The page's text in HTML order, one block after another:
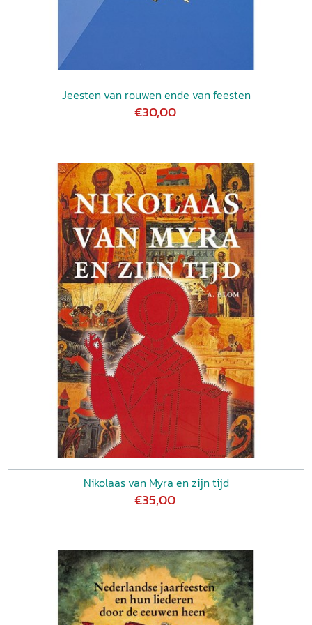
naar de bijpassende klepel, is
prettige inleiding in de protestantse cultuur.' Jan Auke
Groniek
Jeesten van rouwen ende van feesten
€30,00
Nikolaas van Myra en zijn tijd
€35,00